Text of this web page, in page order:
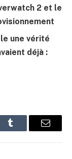
2 et le
une vérité
déjà :
Tumblr
E-